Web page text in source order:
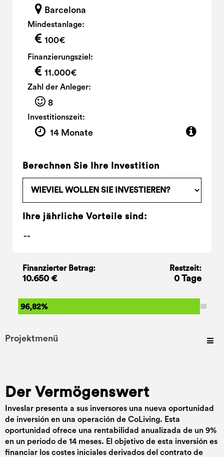
Barcelona
Mindestanlage:
100€
Finanzierungsziel:
11.000€
Zahl der Anleger:
8
Investitionszeit:
14 Monate
Berechnen Sie Ihre Investition
Ihre jährliche Vorteile sind:
Finanzierter Betrag:
10.650 €
Restzeit:
0 Tage
96,82%
Projektmenü
Der Vermögenswert
Inveslar presenta a sus inversores una nueva oportunidad
de inversión en una operación de CoLiving. Esta
oportunidad ofrece una rentabilidad anualizada de un 9%
en un periodo de 14 meses. El objetivo de esta inversión es
financiar los costes iniciales derivados del contrato de